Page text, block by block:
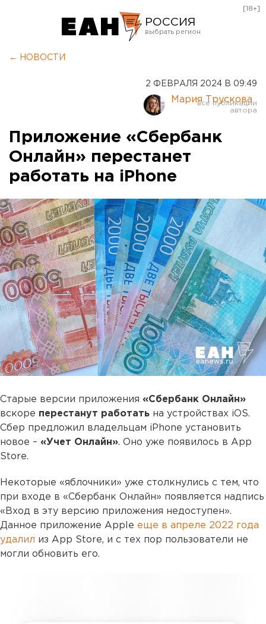
РОССИЯ
Курган
Оренбург
[18+]
← НОВОСТИ
2 ФЕВРАЛЯ 2024 В 09:49
Мария Трускова
Приложение «Сбербанк
Онлайн» перестанет
работать на iPhone
Старые версии приложения «Сбербанк Онлайн»
вскоре перестанут работать на устройствах iOS.
Сбер предложил владельцам iPhone установить
новое – «Учет Онлайн». Оно уже появилось в App
Store.
Некоторые «яблочники» уже столкнулись с тем, что
при входе в «Сбербанк Онлайн» появляется надпись
«Вход в эту версию приложения недоступен».
Данное приложение Apple еще в апреле 2022 года
удалил из App Store, и с тех пор пользователи не
могли обновить его.